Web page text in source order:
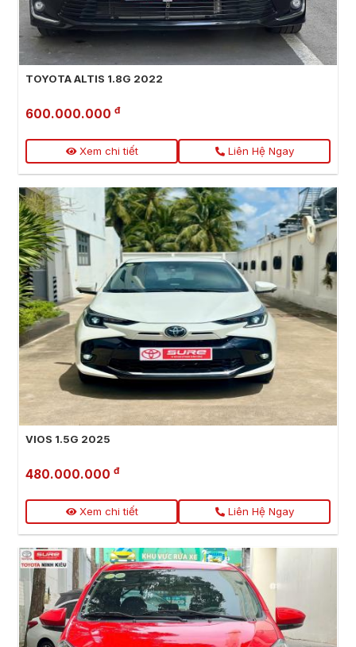
TOYOTA ALTIS 1.8G 2022
600.000.000 đ
Xem chi tiết Liên Hệ Ngay
VIOS 1.5G 2025
480.000.000 đ
Xem chi tiết Liên Hệ Ngay